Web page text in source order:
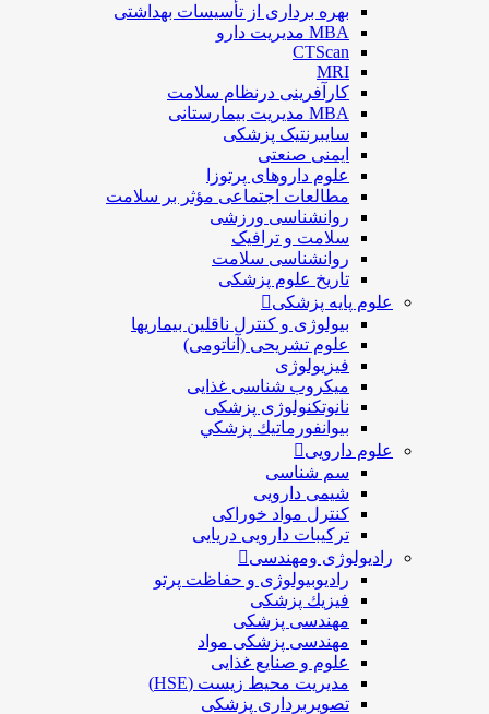
بهره برداری از تأسیسات بهداشتی
MBA مدیریت دارو
CTScan
MRI
کارآفرینی درنظام سلامت
MBA مدیریت بیمارستانی
سایبرنتیک پزشکی
ایمنی صنعتی
علوم داروهای پرتوزا
مطالعات اجتماعی مؤثر بر سلامت
روانشناسی ورزشی
سلامت و ترافیک
روانشناسی سلامت
تاریخ علوم پزشکی
علوم پایه پزشکی
بیولوژی و کنترل ناقلین بیماریها
علوم تشریحی (آناتومی)
فیزیولوژی
ميكروب شناسی غذایی
نانوتکنولوژی پزشکی
بيوانفورماتيك پزشكي
علوم دارویی
سم شناسی
شیمی دارویی
کنترل مواد خوراکی
ترکیبات دارویی دریایی
رادیولوژی ومهندسی
رادیوبیولوژی و حفاظت پرتو
فيزيك پزشکی
مهندسی پزشکی
مهندسی پزشکی مواد
علوم و صنايع غذایی
مدیریت محیط زیست (HSE)
تصویربرداری پزشکی